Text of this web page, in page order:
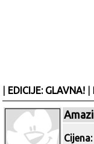
EDICIJE: GLAVNA!
Cijena: